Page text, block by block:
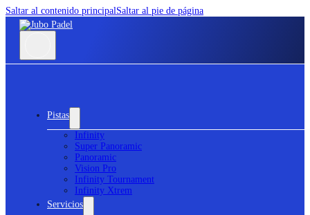
Saltar al contenido principalSaltar al pie de página
Pistas
Infinity
Super Panoramic
Panoramic
Vision Pro
Infinity Tournament
Infinity Xtrem
Servicios